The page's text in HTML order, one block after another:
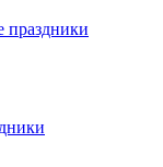
праздники